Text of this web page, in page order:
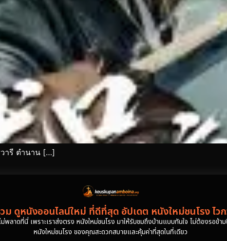
ารี ตำนาน […]
ม ดูหนังออนไลน์ใหม่ ที่ดีที่สุด อัปเดต หนังใหม่ชนโรง ไวก
าดที่นี่ เพราะเราส่งตรง หนังใหม่ชนโรง มาให้รับชมถึงบ้านแบบทันใจ ไม่ต้องรอข้า
หนังใหม่ชนโรง ของคุณสะดวกสบายและคุ้มค่าที่สุดในที่เดียว